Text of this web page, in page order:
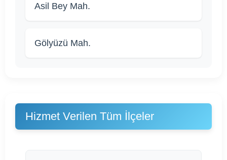
Asil Bey Mah.
Gölyüzü Mah.
Hizmet Verilen Tüm İlçeler